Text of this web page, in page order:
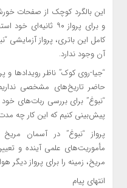
این بالگرد کوچک از صفحات
و برای پرواز ۹۰
کامل این باتری، پرواز آزمایشی
آن وجود ندارد.
“جیا-روی کوک” ناظر رویدادها
حاضر تاریخ‌های مشخصی
“نبوغ” برای بررسی ربات‌های خود
پیش‌بینی کنیم که این کار چه
پرواز “نبوغ” در آسمان
مأموریت‌های علمی آینده و
مریخ، زمینه را برای پرواز دیگر
انتهای پیام